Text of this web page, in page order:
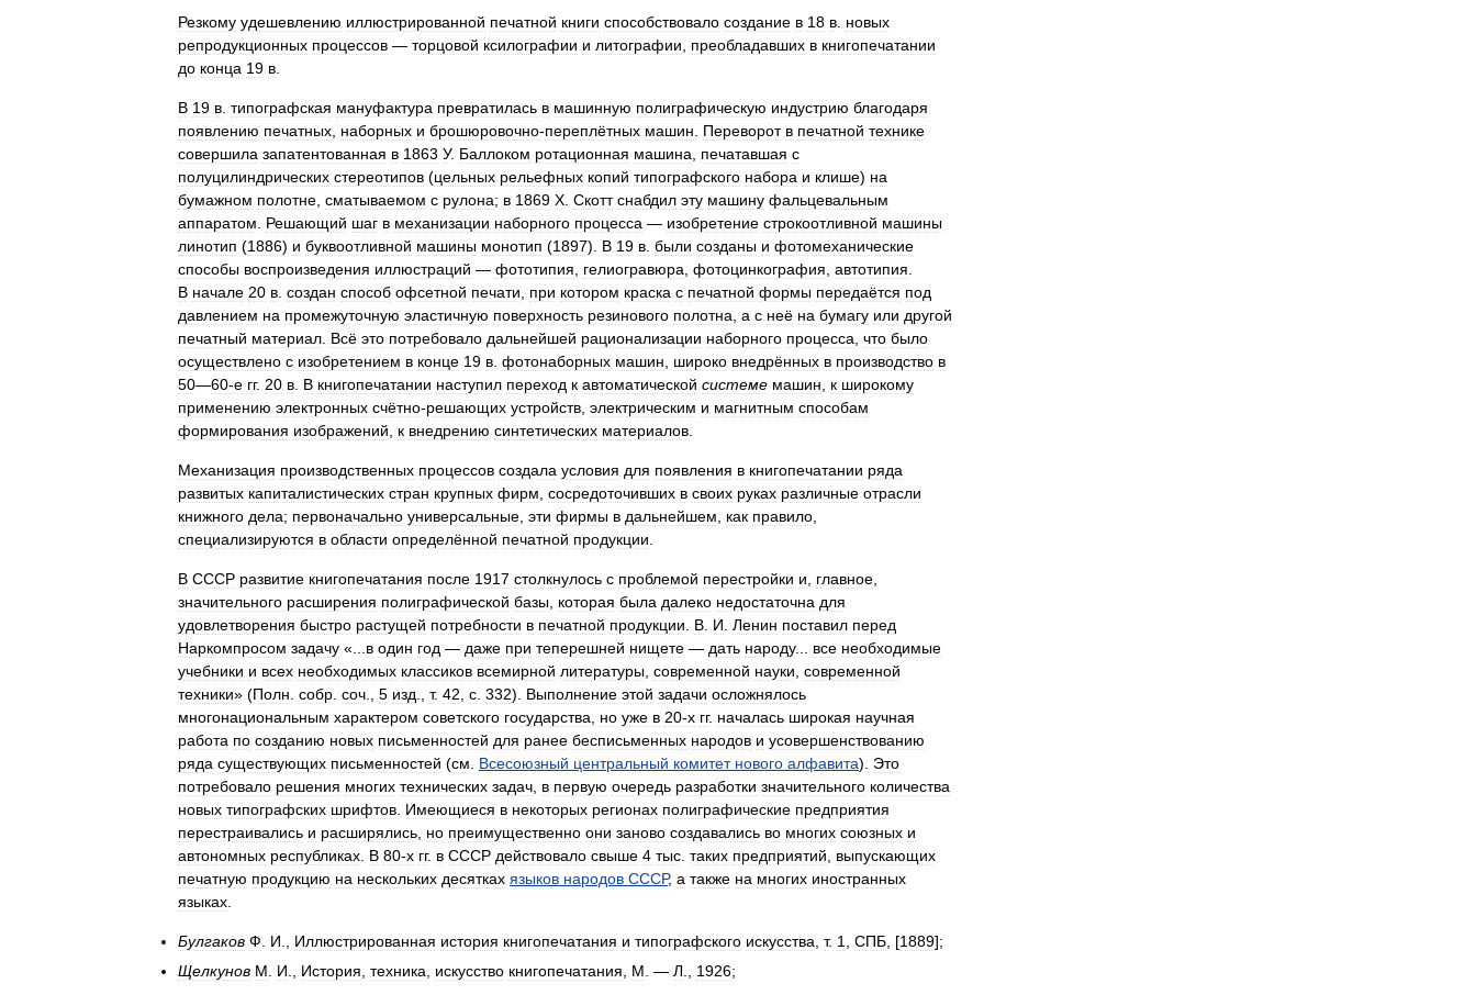
Резкому удешевлению иллюстрированной печатной книги способствовало создание в 18 в новых
репродукционных процессов — торцовой ксилографии и литографии преобладавших в книгопечатании
до конца 19 в
В 19 в типографская мануфактура превратилась в машинную полиграфическую индустрию благодаря
появлению печатных наборных и брошюровочно-переплётных машин Переворот в печатной технике
совершила запатентованная в 1863 У. Баллоком ротационная машина печатавшая с
полуцилиндрических стереотипов (цельных рельефных копий типографского набора и клише) на
бумажном полотне сматываемом с рулона; в 1869 Х Скотт снабдил эту машину фальцевальным
аппаратом
Решающий шаг в механизации наборного процесса — изобретение строкоотливной машины
линотип (1886) и буквоотливной машины монотип (1897). В 19 в были созданы и фотомеханические
способы воспроизведения иллюстраций — фототипия гелиогравюра фотоцинкография автотипия
В начале 20 в создан способ офсетной печати при котором краска с печатной формы передаётся под
давлением на промежуточную эластичную поверхность резинового полотна а с неё на бумагу или другой
печатный материал Всё это потребовало дальнейшей рационализации наборного процесса что было
осуществлено с изобретением в конце 19 в фотонаборных машин широко внедрённых в производство в
50—60‑е гг. 20 в В книгопечатании наступил переход к автоматической системе машин к широкому
применению электронных счётно-решающих устройств электрическим и магнитным способам
формирования изображений к внедрению синтетических материалов
Механизация производственных процессов создала условия для появления в книгопечатании ряда
развитых капиталистических стран крупных фирм сосредоточивших в своих руках различные отрасли
книжного дела; первоначально универсальные эти фирмы в дальнейшем как правило
специализируются в области определённой печатной продукции
В СССР развитие книгопечатания после 1917 столкнулось с проблемой перестройки и главное
значительного расширения полиграфической базы которая была далеко недостаточна для
удовлетворения быстро растущей потребности в печатной продукции В И Ленин поставил перед
Наркомпросом задачу «... в один год — даже при теперешней нищете — дать народу... все необходимые
учебники и всех необходимых классиков всемирной литературы современной науки современной
техники» (Полн собр соч 5 изд т. 42 с 332). Выполнение этой задачи осложнялось
многонациональным характером советского государства но уже в 20‑х гг. началась широкая научная
работа по созданию новых письменностей для ранее бесписьменных народов и усовершенствованию
ряда существующих письменностей (см Всесоюзный центральный комитет нового алфавита). Это
потребовало решения многих технических задач в первую очередь разработки значительного количества
новых типографских шрифтов Имеющиеся в некоторых регионах полиграфические предприятия
перестраивались и расширялись но преимущественно они заново создавались во многих союзных и
автономных республиках В 80‑х гг. в СССР действовало свыше 4 тыс таких предприятий
выпускающих
печатную продукцию на нескольких десятках языков народов СССР, а также на многих иностранных
языках
Булгаков Ф И Иллюстрированная история книгопечатания и типографского искусства т. 1 СПБ , [1889];
Щелкунов М И История техника искусство книгопечатания М . — Л 1926;